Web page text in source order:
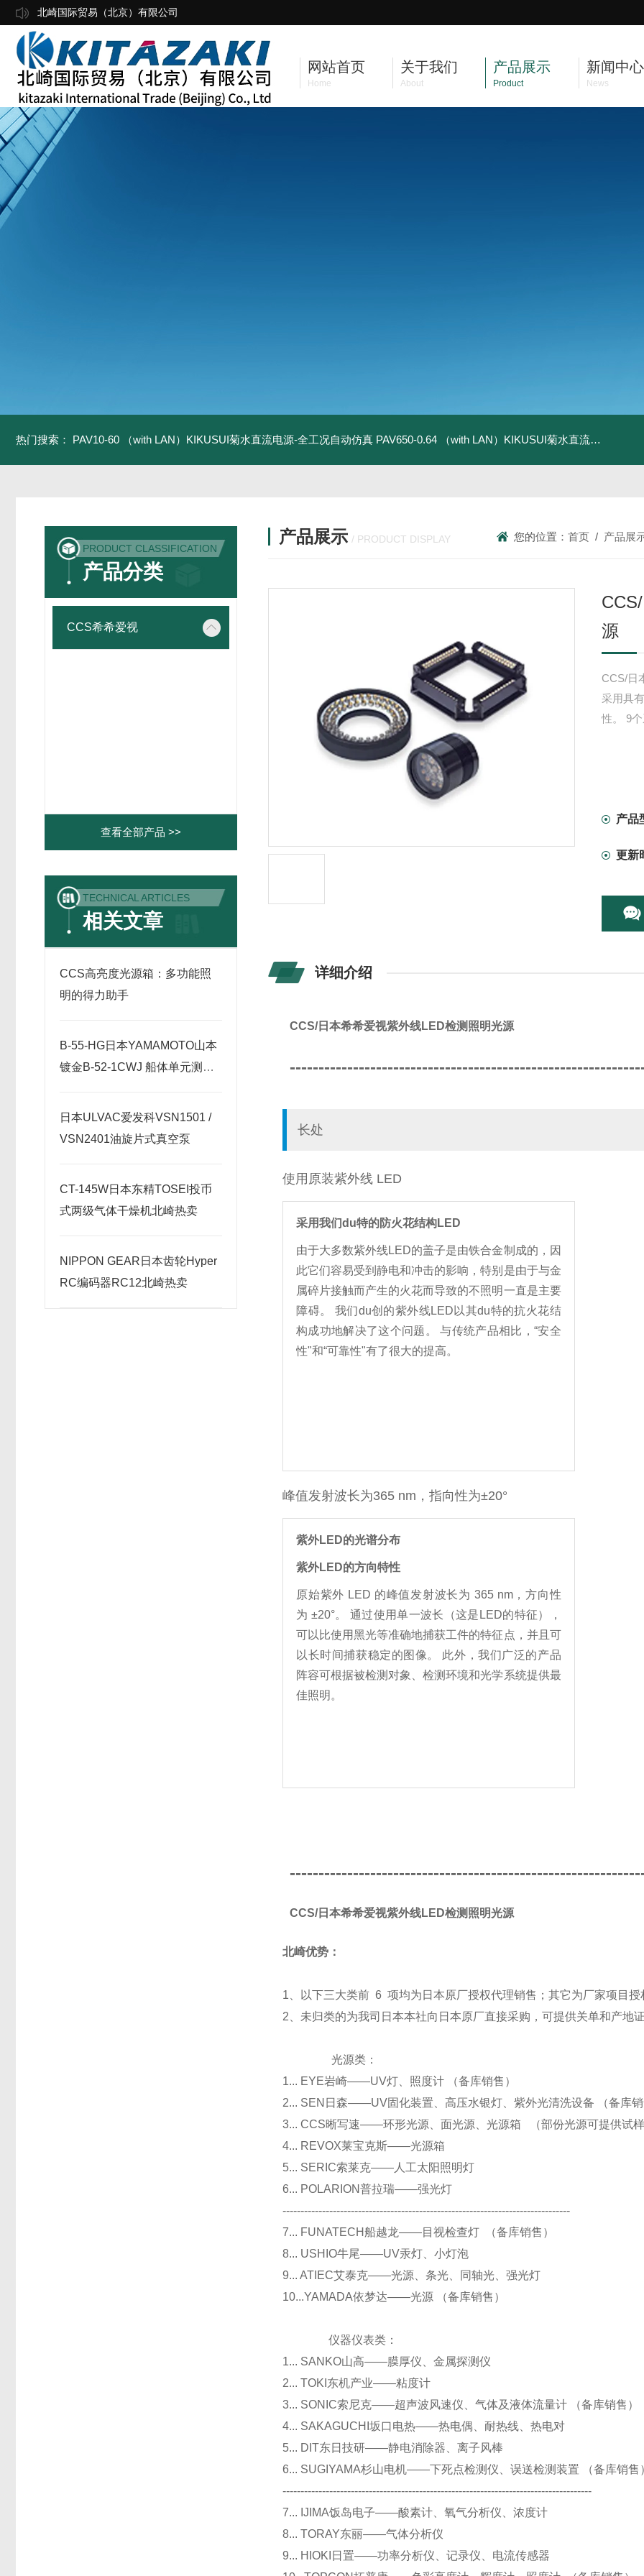
北崎国际贸易（北京）有限公司
网站首页
Home
关于我们
About
产品展示
Product
新闻中心
News
热门搜索： PAV10-60 （with LAN）KIKUSUI菊水直流电源-全工况自动仿真 PAV650-0.64 （with LAN）KIKUSUI菊水直流电源-四象限节能测试
PRODUCT CLASSIFICATION
产品分类
CCS希希爱视
查看全部产品 >>
TECHNICAL ARTICLES
相关文章
CCS高亮度光源箱：多功能照
明的得力助手
B-55-HG日本YAMAMOTO山本
镀金B-52-1CWJ 船体单元测试
日本ULVAC爱发科VSN1501 /
VSN2401油旋片式真空泵
CT-145W日本东精TOSEI投币
式两级气体干燥机北崎热卖
NIPPON GEAR日本齿轮Hyper
RC编码器RC12北崎热卖
产品展示 / PRODUCT DISPLAY 您的位置：首页 / 产品展
源
CCS/日
采用具
性。 9
产品
更新
详细介绍
CCS/日本希希爱视紫外线LED检测照明光源
长处
使用原装紫外线 LED
采用我们du特的防火花结构LED
由于大多数紫外线LED的盖子是由铁合金制成的，因
此它们容易受到静电和冲击的影响，特别是由于与金
属碎片接触而产生的火花而导致的不照明一直是主要
障碍。 我们du创的紫外线LED以其du特的抗火花结
构成功地解决了这个问题。 与传统产品相比，“安全
性"和“可靠性"有了很大的提高。
峰值发射波长为365 nm，指向性为±20°
紫外LED的光谱分布
紫外LED的方向特性
原始紫外 LED 的峰值发射波长为 365 nm，方向性
为 ±20°。 通过使用单一波长（这是LED的特征），
可以比使用黑光等准确地捕获工件的特征点，并且可
以长时间捕获稳定的图像。 此外，我们广泛的产品
阵容可根据被检测对象、检测环境和光学系统提供最
佳照明。
CCS/日本希希爱视紫外线LED检测照明光源
北崎优势：
1、以下三大类前 6 项均为日本原厂授权代理销售；其它为厂家项目授
2、未归类的为我司日本本社向日本原厂直接采购，可提供关单和产地
光源类：
1... EYE岩崎——UV灯、照度计 （备库销售）
2... SEN日森——UV固化装置、高压水银灯、紫外光清洗设备 （备库
3... CCS晰写速——环形光源、面光源、光源箱 （部份光源可提供试
4... REVOX莱宝克斯——光源箱
5... SERIC索莱克——人工太阳照明灯
6... POLARION普拉瑞——强光灯
--------------------------------------------------------------------------------
7... FUNATECH船越龙——目视检查灯 （备库销售）
8... USHIO牛尾——UV汞灯、小灯泡
9... ATIEC艾泰克——光源、条光、同轴光、强光灯
10...YAMADA依梦达——光源 （备库销售）
仪器仪表类：
1... SANKO山高——膜厚仪、金属探测仪
2... TOKI东机产业——粘度计
3... SONIC索尼克——超声波风速仪、气体及液体流量计 （备库销售）
4... SAKAGUCHI坂口电热——热电偶、耐热线、热电对
5... DIT东日技研——静电消除器、离子风棒
6... SUGIYAMA杉山电机——下死点检测仪、误送检测装置 （备库销售
--------------------------------------------------------------------------------------
7... IJIMA饭岛电子——酸素计、氧气分析仪、浓度计
8... TORAY东丽——气体分析仪
9... HIOKI日置——功率分析仪、记录仪、电流传感器